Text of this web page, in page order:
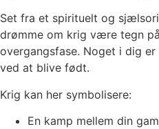
Set fra et spirituelt og
drømme om krig være tegn
overgangsfase. Noget i dig
ved at blive født.
Krig kan her symbolisere:
En kamp mellem din